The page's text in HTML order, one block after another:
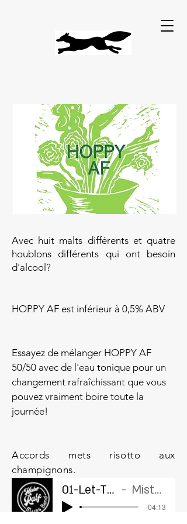
Avec huit malts différents et quatre
houblons différents qui ont besoin
d'alcool?
HOPPY AF est inférieur à 0,5% ABV
Essayez de mélanger HOPPY AF
50/50 avec de l'eau tonique pour un
changement rafraîchissant que vous
pouvez vraiment boire toute la
journée!
Accords mets risotto aux
champignons.
01-Let-The-Good-Times-Roll Mister Ralf Blues Band
-04:13